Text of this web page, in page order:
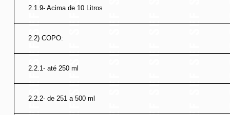
2.1.9- Acima de 10 Litros
2.2) COPO:
2.2.1- até 250 ml
2.2.2- de 251 a 500 ml